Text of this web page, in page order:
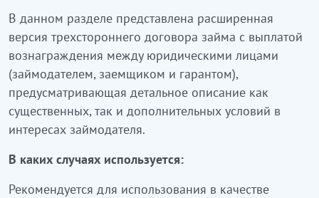
В данном разделе представлена расширенная
версия трехстороннего договора займа с выплатой
вознаграждения между юридическими лицами
(займодателем, заемщиком и гарантом),
предусматривающая детальное описание как
существенных, так и дополнительных условий в
интересах займодателя.
В каких случаях используется:
Рекомендуется для использования в качестве